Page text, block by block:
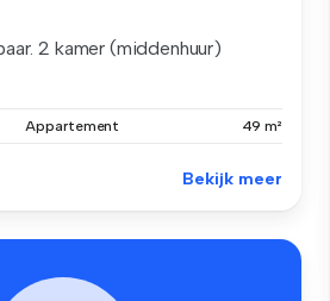
2 kamer (middenhuur)
Appartement 49 m²
Bekijk meer